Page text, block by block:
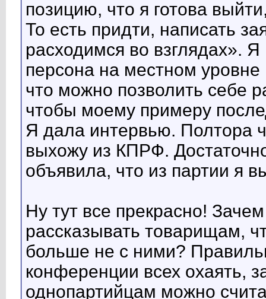
позицию, что я готова
То есть придти, написать
расходимся во взглядах».
персона на местном
что можно позволить себе
чтобы моему примеру
Я дала интервью. Полтора
выхожу из КПРФ.
объявила, что из партии я
Ну тут все прекрасно!
рассказывать товарищам,
больше не с ними?
конференции всех охаять,
однопартийцам можно